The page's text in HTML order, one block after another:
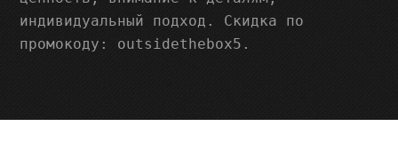
индивидуальный подход. Скидка по
промокоду: outsidethebox5.